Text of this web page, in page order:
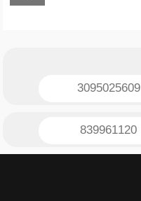
3095025609
839961120